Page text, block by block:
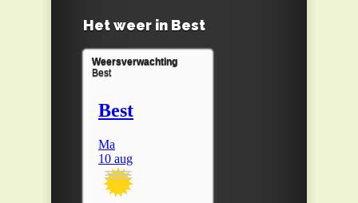
Het weer in Best
Weersverwachting
Best